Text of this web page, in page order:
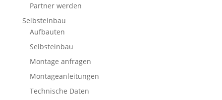
Partner werden
Selbsteinbau
Aufbauten
Selbsteinbau
Montage anfragen
Montageanleitungen
Technische Daten